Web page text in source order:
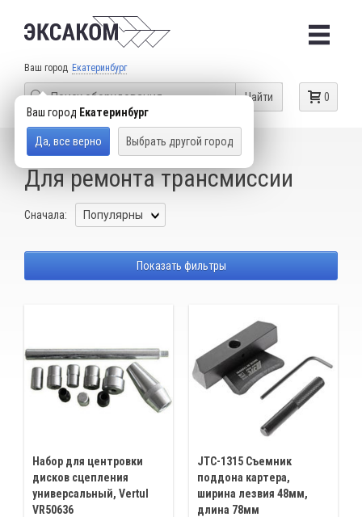
Ваш город Екатеринбург
Ваш город Екатеринбург
Да, все верно Выбрать другой город
0
Найти
КАТАЛОГ ТОВАРОВ СПЕЦИАЛЬНЫЙ ИНСТРУМЕНТ
Сначала:
Для ремонта трансмиссии
Показать фильтры
Набор для центровки
дисков сцепления
универсальный, Vertul
VR50636
JTC-1315 Съемник
поддона картера,
ширина лезвия 48мм,
длина 78мм